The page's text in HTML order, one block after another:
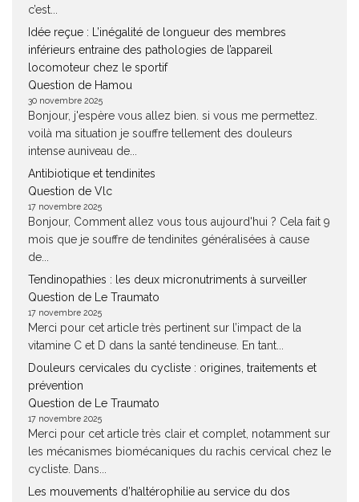
c’est...
Idée reçue : L’inégalité de longueur des membres
inférieurs entraine des pathologies de l’appareil
locomoteur chez le sportif
Question de Hamou
30 novembre 2025
Bonjour, j'espère vous allez bien. si vous me permettez.
voilà ma situation je souffre tellement des douleurs
intense auniveau de...
Antibiotique et tendinites
Question de Vlc
17 novembre 2025
Bonjour, Comment allez vous tous aujourd'hui ? Cela fait 9
mois que je souffre de tendinites généralisées à cause
de...
Tendinopathies : les deux micronutriments à surveiller
Question de Le Traumato
17 novembre 2025
Merci pour cet article très pertinent sur l’impact de la
vitamine C et D dans la santé tendineuse. En tant...
Douleurs cervicales du cycliste : origines, traitements et
prévention
Question de Le Traumato
17 novembre 2025
Merci pour cet article très clair et complet, notamment sur
les mécanismes biomécaniques du rachis cervical chez le
cycliste. Dans...
Les mouvements d’haltérophilie au service du dos